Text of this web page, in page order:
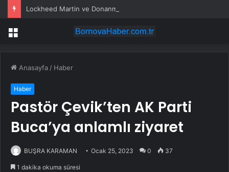
Menü
Anasayfa / Haber
Haber
Pastör Çevik’ten AK Parti
Buca’ya anlamlı ziyaret
BUŞRA KARAMAN Ocak 25, 2023 0 37
1 dakika okuma süresi